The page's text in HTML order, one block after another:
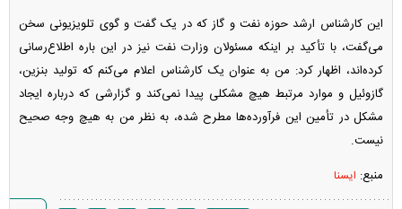
این کارشناس ارشد حوزه نفت و گاز که در یک گفت و گوی تلویزیونی سخن
می‌گفت، با تأکید بر اینکه مسئولان وزارت نفت نیز در این باره اطلاع‌رسانی
کرده‌اند، اظهار کرد: من به عنوان یک کارشناس اعلام می‌کنم که تولید بنزین،
گازوئیل و موارد مرتبط هیچ مشکلی پیدا نمی‌کند و گزارشی که درباره ایجاد
مشکل در تأمین این فرآورده‌ها مطرح شده، به نظر من به هیچ وجه صحیح
نیست.
منبع: ایسنا